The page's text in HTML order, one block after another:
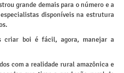
grande demais para o número e a
disponíveis na estrutura
criar boi é fácil, agora, manejar a
com a realidade rural amazônica e